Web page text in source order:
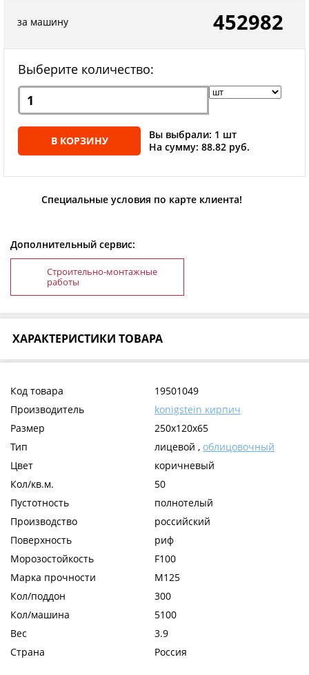
за машину 452982
Выберите количество:
В КОРЗИНУ
Вы выбрали: 1 шт
На сумму: 88.82 руб.
Специальные условия по карте клиента!
Дополнительный сервис:
Строительно-монтажные
работы
ХАРАКТЕРИСТИКИ ТОВАРА
Код товара
19501049
Производитель
konigstein кирпич
Размер
250х120х65
Тип
лицевой , облицовочный
Цвет
коричневый
Кол/кв.м.
50
Пустотность
полнотелый
Производство
российский
Поверхность
риф
Морозостойкость
F100
Марка прочности
М125
Кол/поддон
300
Кол/машина
5100
Вес
3.9
Страна
Россия